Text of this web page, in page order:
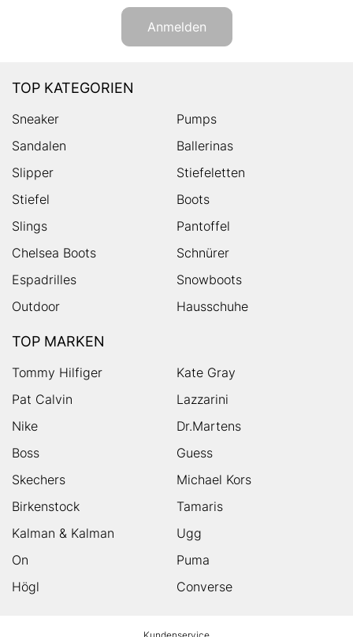
Anmelden
TOP KATEGORIEN
Sneaker
Pumps
Sandalen
Ballerinas
Slipper
Stiefeletten
Stiefel
Boots
Slings
Pantoffel
Chelsea Boots
Schnürer
Espadrilles
Snowboots
Outdoor
Hausschuhe
TOP MARKEN
Tommy Hilfiger
Kate Gray
Pat Calvin
Lazzarini
Nike
Dr.Martens
Boss
Guess
Skechers
Michael Kors
Birkenstock
Tamaris
Kalman & Kalman
Ugg
On
Puma
Högl
Converse